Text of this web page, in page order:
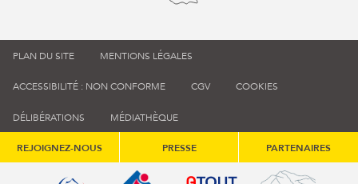
PLAN DU SITE MENTIONS LÉGALES
ACCESSIBILITÉ : NON CONFORME CGV COOKIES
DÉLIBÉRATIONS MÉDIATHÈQUE
REJOIGNEZ-NOUS PRESSE PARTENAIRES